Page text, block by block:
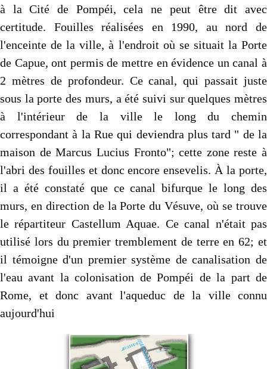
à la Cité de Pompéi, cela ne peut être dit avec
certitude. Fouilles réalisées en 1990, au nord de
l'enceinte de la ville, à l'endroit où se situait la Porte
de Capue, ont permis de mettre en évidence un canal à
2 mètres de profondeur. Ce canal, qui passait juste
sous la porte des murs, a été suivi sur quelques mètres
à l'intérieur de la ville le long du chemin
correspondant à la Rue qui deviendra plus tard " de la
maison de Marcus Lucius Fronto"; cette zone reste à
l'abri des fouilles et donc encore ensevelis. À la porte,
il a été constaté que ce canal bifurque le long des
murs, en direction de la Porte du Vésuve, où se trouve
le répartiteur Castellum Aquae. Ce canal n'était pas
utilisé lors du premier tremblement de terre en 62; et
il témoigne d'un premier système de canalisation de
l'eau avant la colonisation de Pompéi de la part de
Rome, et donc avant l'aqueduc de la ville connu
aujourd'hui